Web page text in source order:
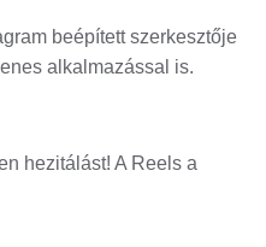
beépített szerkesztője
alkalmazással is.
hezitálást! A Reels a